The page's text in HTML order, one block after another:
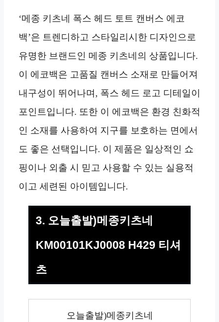
‘메종 키츠네 폭스 헤드 토트 캔버스 에코
백’은 트렌디하고 스타일리시한 디자인으로
유명한 브랜드인 메종 키츠네의 상품입니다.
이 에코백은 고품질 캔버스 소재로 만들어져
내구성이 뛰어나며, 폭스 헤드 로고 디테일이
포인트입니다. 또한 이 에코백은 환경 친화적
인 소재를 사용하여 지구를 보호하는 면에서
도 좋은 선택입니다. 이 제품은 일상적인 쇼
핑이나 외출 시 믿고 사용할 수 있는 실용적
이고 세련된 아이템입니다.
3. 오늘출발)메종키츠네
KM00101KJ0008 H429 티셔
츠
오늘출발)메종키츠네